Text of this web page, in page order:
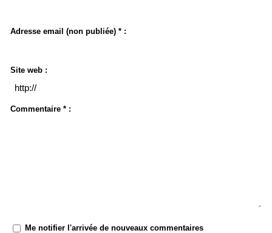
Adresse email (non publiée) * :
Site web :
Commentaire * :
Me notifier l'arrivée de nouveaux commentaires